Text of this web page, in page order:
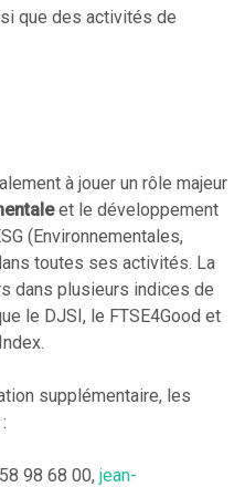
que des activités de
à jouer un rôle majeur
et le développement
(Environnementales,
toutes ses activités. La
dans plusieurs indices de
le DJSI, le FTSE4Good et
supplémentaire, les
98 68 00, jean-